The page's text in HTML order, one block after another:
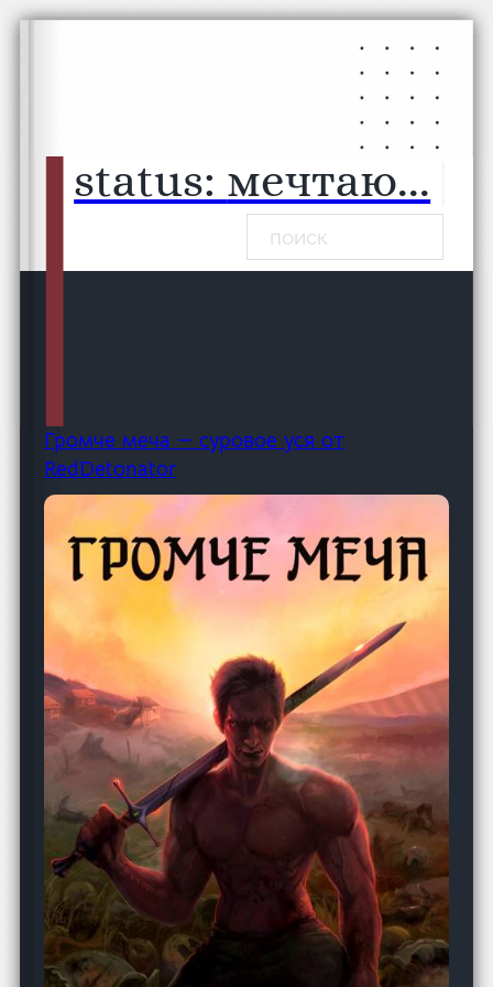
Перейти к основному содержанию
Перейти к нижнему колонтитулу
status: мечтаю...
Поиск
Громче меча — суровое уся от
RedDetonator